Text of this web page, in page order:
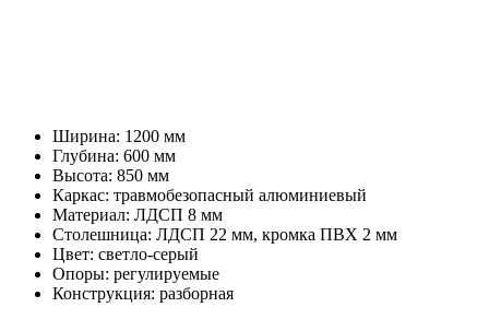
Ширина: 1200 мм
Глубина: 600 мм
Высота: 850 мм
Каркас: травмобезопасный алюминиевый
Материал: ЛДСП 8 мм
Столешница: ЛДСП 22 мм, кромка ПВХ 2 мм
Цвет: светло-серый
Опоры: регулируемые
Конструкция: разборная